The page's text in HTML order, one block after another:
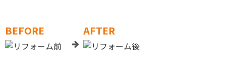
BEFORE AFTER